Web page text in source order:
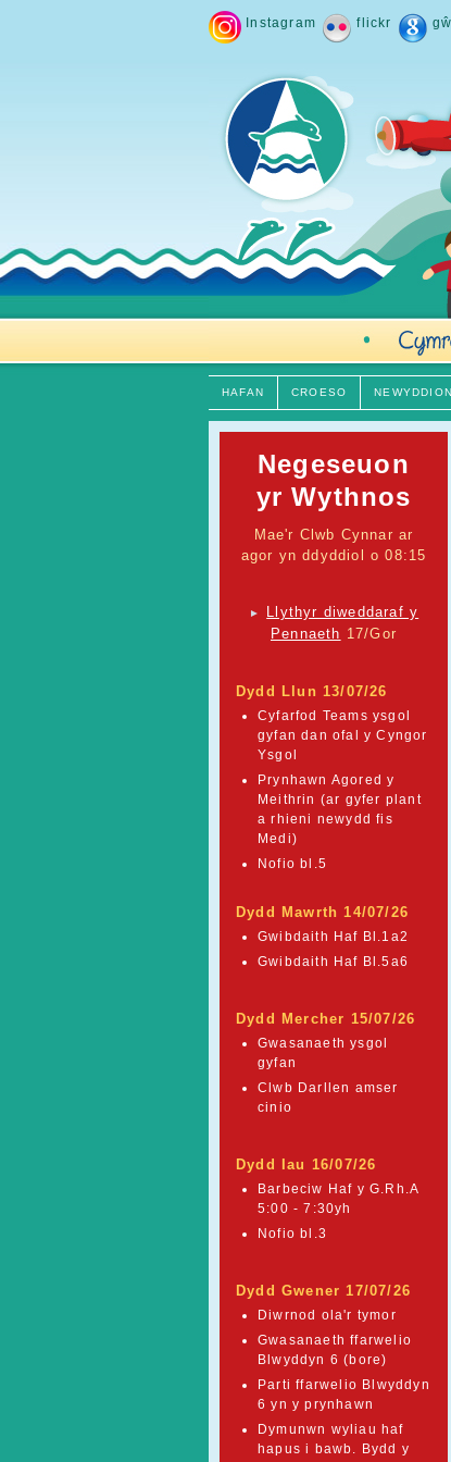
Instagram flickr
HAFAN CROESO NEWYDDION
Negeseuon
yr Wythnos
Mae'r Clwb Cynnar ar
agor yn ddyddiol o 08:15
►
Llythyr diweddaraf y
Pennaeth 17/Gor
Dydd Llun 13/07/26
Cyfarfod Teams ysgol
gyfan dan ofal y Cyngor
Ysgol
Prynhawn Agored y
Meithrin (ar gyfer plant
a rhieni newydd fis
Medi)
Nofio bl.5
Dydd Mawrth 14/07/26
Gwibdaith Haf Bl.1a2
Gwibdaith Haf Bl.5a6
Dydd Mercher 15/07/26
Gwasanaeth ysgol
gyfan
Clwb Darllen amser
cinio
Dydd Iau 16/07/26
Barbeciw Haf y G.Rh.A
5:00 - 7:30yh
Nofio bl.3
Dydd Gwener 17/07/26
Diwrnod ola'r tymor
Gwasanaeth ffarwelio
Blwyddyn 6 (bore)
Parti ffarwelio Blwyddyn
6 yn y prynhawn
Dymunwn wyliau haf
hapus i bawb. Bydd y